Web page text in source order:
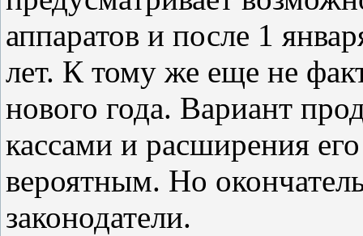
аппаратов и после 1
лет. К тому же еще не
нового года. Вариант
кассами и расширения
вероятным. Но
законодатели.